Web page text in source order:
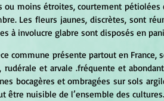
ou moins étroites, courtement
Les fleurs jaunes, discrètes, sont
à involucre glabre sont disposés en
commune présente partout en France,
et arvale .fréquente et
bocagères et ombragées sur sols
être nuisible de l’ensemble des cultures.